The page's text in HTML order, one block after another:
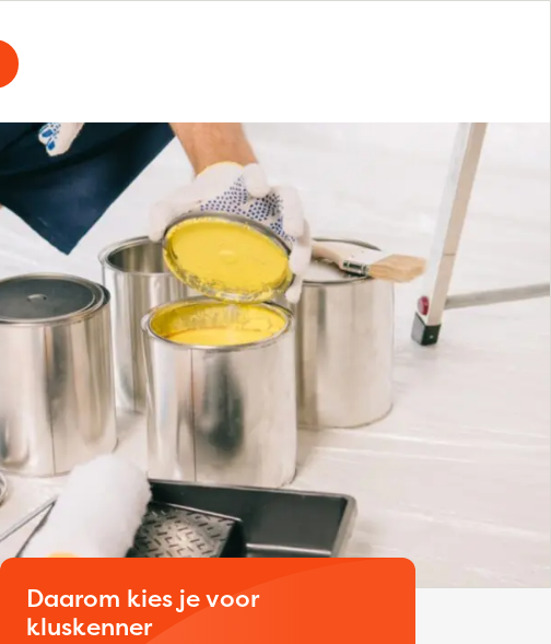
Daarom kies je voor
kluskenner